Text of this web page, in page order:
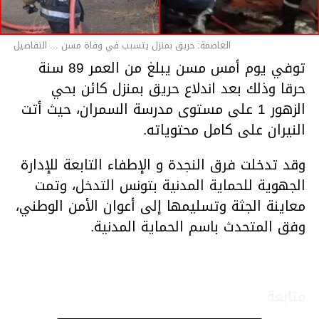
العاصمة: حريق بمنزل يتسبب في وفاة مسن ... التفاصيل
توفي يوم أمس مسن يبلغ من العمر 89 سنة
حرقا وذلك بعد اندلاع حريق بمنزل كائن بحي
الزهور 1 على مستوى مدرسة السمران، حيث أتت
النيران على كامل محتوياته.
وقد تدخلت فرق النجدة و الإطفاء التابعة للإدارة
الجهوية للحماية المدنية بتونس التدخل، وتمت
معاينة الجثة وتسليمها إلى أعوان الأمن الوطني،
وفق المتحدث باسم الحماية المدنية.